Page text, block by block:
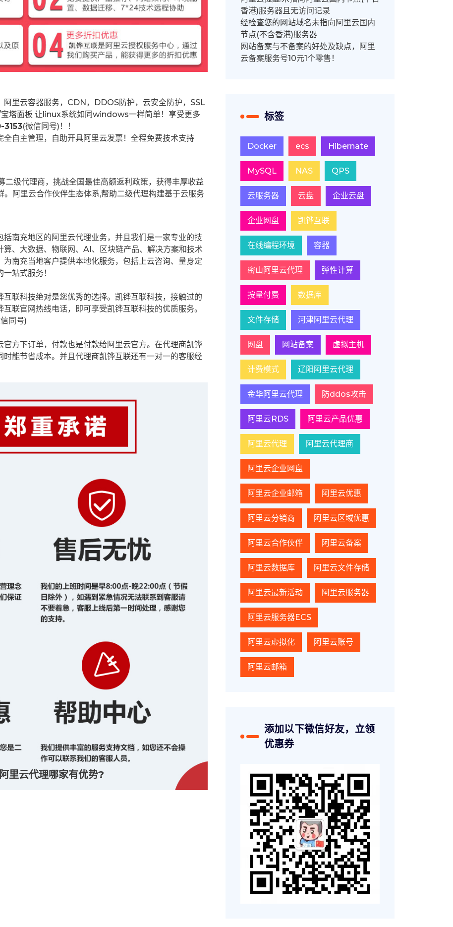
里云代理哪家有优势?
阿里云容器服务，CDN，DDOS防护，云安全防护，SSL
塔面板 让linux系统如同windows一样简单！享受更多
3153(微信同号)！！
自主管理，自助开具阿里云发票！全程免费技术支持
二级代理商，挑战全国最佳高额返利政策，获得丰厚收益
阿里云合作伙伴生态体系,帮助二级代理构建基于云服务
南充地区的阿里云代理业务，并且我们是一家专业的技
、大数据、物联网、AI、区块链产品、解决方案和技术
南充当地客户提供本地化服务，包括上云咨询、量身定
站式服务！
联科技绝对是您优秀的选择。凯铧互联科技，接触过的
联官网热线电话，即可享受凯铧互联科技的优质服务。
同号)
方下订单，付款也是付款给阿里云官方。在代理商凯铧
能节省成本。并且代理商凯铧互联还有一对一的客服经
香港)服务器且无访问记录
经检查您的网站域名未指向阿里云国内
节点(不含香港)服务器
网站备案与不备案的好处及缺点，阿里
云备案服务号10元1个零售！
标签
Docker ecs Hibernate
MySQL NAS QPS
云服务器 云盘 企业云盘
企业网盘 凯铧互联
在线编程环境 容器
密山阿里云代理 弹性计算
按量付费 数据库
文件存储 河津阿里云代理
网盘 网站备案 虚拟主机
计费模式 辽阳阿里云代理
金华阿里云代理 防ddos攻击
阿里云RDS 阿里云产品优惠
阿里云代理 阿里云代理商
阿里云企业网盘
阿里云企业邮箱 阿里云优惠
阿里云分销商 阿里云区域优惠
阿里云合作伙伴 阿里云备案
阿里云数据库 阿里云文件存储
阿里云最新活动 阿里云服务器
阿里云服务器ECS
阿里云虚拟化 阿里云账号
阿里云邮箱
添加以下微信好友，立领
优惠券